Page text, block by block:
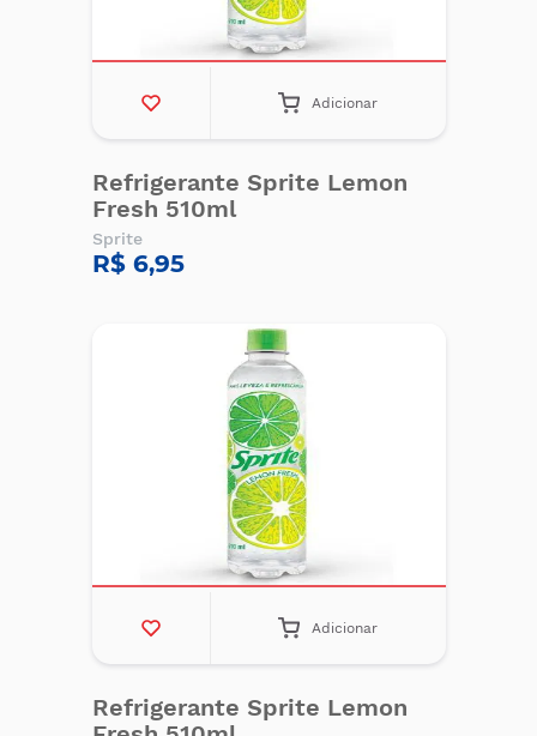
Adicionar
Refrigerante Sprite Lemon
Fresh 510ml
Sprite
R$ 6,95
Adicionar
Refrigerante Sprite Lemon